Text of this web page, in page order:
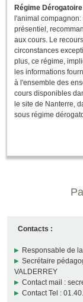
Régime Dérogatoire
l'animal
présentiel,
aux cours. Le
circonstances
plus, ce régime,
les informations
à l'ensemble des
cours disponibles
le site de Nanterre,
sous régime
Contacts :
Responsable de
Secrétaire
VALDERREY
Contact mail :
Contact Tel :